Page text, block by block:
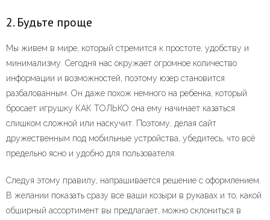
2. Будьте проще
Мы живем в мире, который стремится к простоте, удобству и
минимализму. Сегодня нас окружает огромное количество
информации и возможностей, поэтому юзер становится
разбалованным. Он даже похож немного на ребенка, который
бросает игрушку КАК ТОЛЬКО она ему начинает казаться
слишком сложной или наскучит. Поэтому, делая сайт
дружественным под мобильные устройства, убедитесь, что всё
предельно ясно и удобно для пользователя.
Следуя этому правилу, напрашивается решение с оформлением.
В желании показать сразу все ваши козыри в рукавах и то, какой
обширный ассортимент вы предлагает, можно склониться в